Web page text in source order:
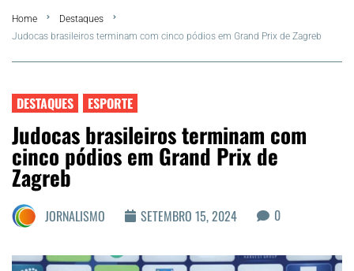
FLA Araru 2026
Região dos Lagos
Agenda Cultural
Colunistas
Home
Destaques
Judocas brasileiros terminam com cinco pódios em Grand Prix de Zagreb
DESTAQUES ESPORTE
Judocas brasileiros terminam com
cinco pódios em Grand Prix de
Zagreb
JORNALISMO SETEMBRO 15, 2024 0